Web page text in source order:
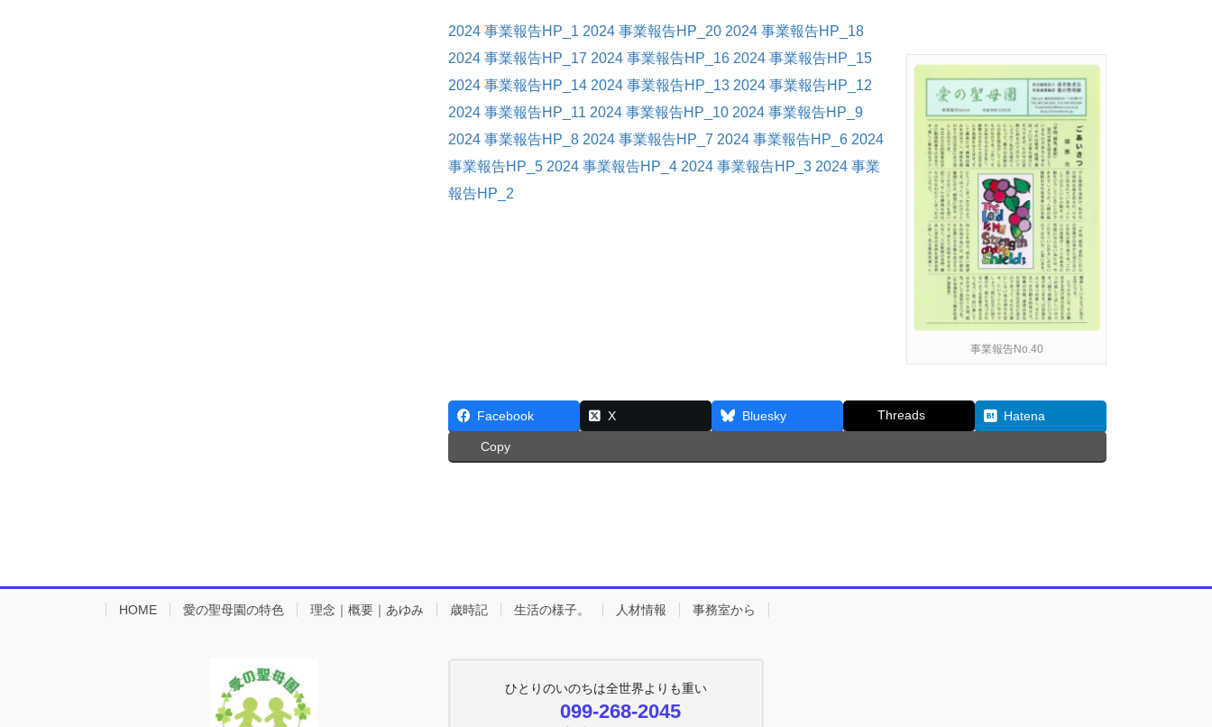
事業報告No.40
2024 事業報告HP_1 2024 事業報告HP_20 2024 事業報告HP_18
2024 事業報告HP_17 2024 事業報告HP_16 2024 事業報告HP_15
2024 事業報告HP_14 2024 事業報告HP_13 2024 事業報告HP_12
2024 事業報告HP_11 2024 事業報告HP_10 2024 事業報告HP_9
2024 事業報告HP_8 2024 事業報告HP_7 2024 事業報告HP_6 2024
事業報告HP_5 2024 事業報告HP_4 2024 事業報告HP_3 2024 事業
報告HP_2
Facebook X Bluesky Threads Hatena
Copy
HOME 愛の聖母園の特色 理念｜概要｜あゆみ 歳時記 生活の様子。 人材情報 事務室から
ひとりのいのちは全世界よりも重い
099-268-2045